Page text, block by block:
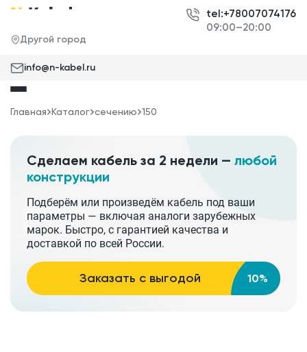
Другой город
tel:+78007074176
09:00–20:00
info@n-kabel.ru
Главная Каталог сечению 150
Сделаем кабель за 2 недели — любой
конструкции
Подберём или произведём кабель под ваши
параметры — включая аналоги зарубежных
марок. Быстро, с гарантией качества и
доставкой по всей России.
Заказать с выгодой 10%